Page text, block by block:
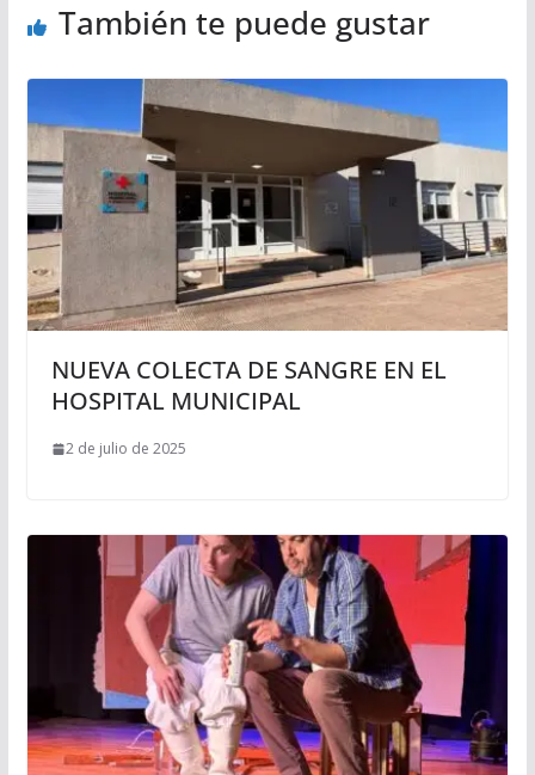
También te puede gustar
NUEVA COLECTA DE SANGRE EN EL
HOSPITAL MUNICIPAL
2 de julio de 2025